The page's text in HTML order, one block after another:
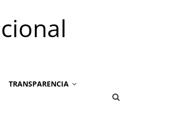
TRANSPARENCIA